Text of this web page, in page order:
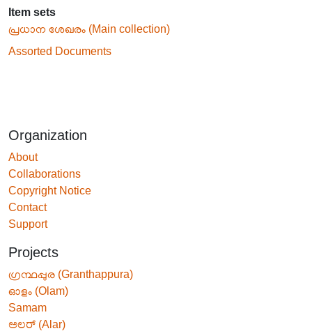
Item sets
പ്രധാന ശേഖരം (Main collection)
Assorted Documents
Organization
About
Collaborations
Copyright Notice
Contact
Support
Projects
ഗ്രന്ഥപ്പുര (Granthappura)
ഓളം (Olam)
Samam
ಅಲರ್ (Alar)